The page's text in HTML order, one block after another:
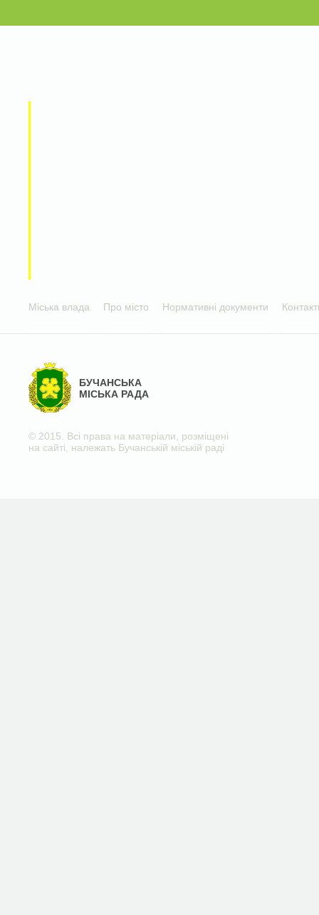
Міська влада Про місто Нормативні документи
БУЧАНСЬКА
МІСЬКА РАДА
© 2015. Всі права на матеріали, розміщені
на сайті, належать Бучанській міській раді